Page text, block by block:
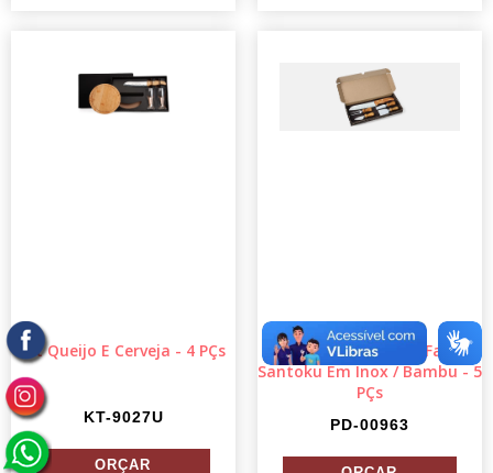
Kit Queijo E Cerveja - 4 PÇs
KT-9027U
Conj Para Queijo E Faca
Santoku Em Inox / Bambu - 5
PÇs
PD-00963